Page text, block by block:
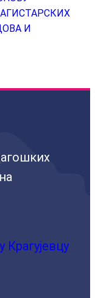
И
Крагујевцу